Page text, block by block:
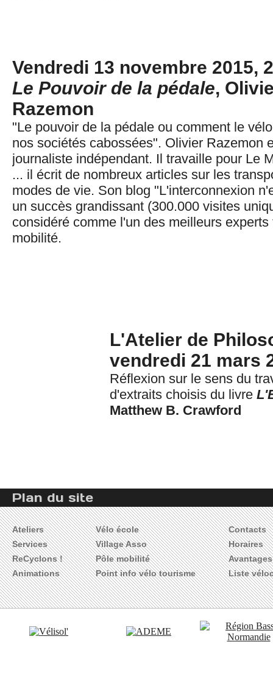
Vendredi 13 novembre 2015,
Le Pouvoir de la pédale,
Razemon
"Le pouvoir de la pédale ou comment le
nos sociétés cabossées". Olivier Razemon
journaliste indépendant. Il travaille pour Le
... il écrit de nombreux articles sur les
modes de vie. Son blog "L'interconnexion
un succès grandissant (300.000 visites
considéré comme l'un des meilleurs
mobilité.
L'Atelier de
vendredi 21 mars
Réflexion sur le sens du
d'extraits choisis du livre
Matthew B. Crawford
Plan du site
Ateliers
Services
ReCyclons !
Animations
Vélo école
Village Asso
Pôle mobilité
Point info vélo tourisme
Contacts
Horaires
Liste